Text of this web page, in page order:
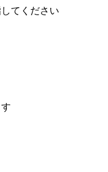
てください